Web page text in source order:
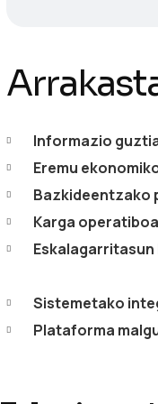
Informazio
Eremu
Bazkideentzako
Karga
Sistemetako
Plataforma